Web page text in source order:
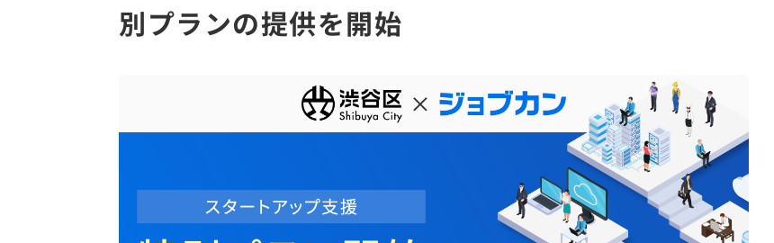
別プランの提供を開始